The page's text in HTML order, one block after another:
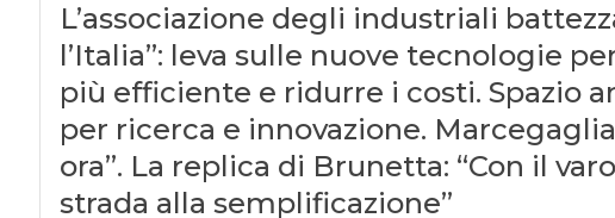
L’associazione degli industriali
l’Italia”: leva sulle nuove tecnologie
più efficiente e ridurre i costi. Spazio
per ricerca e innovazione.
ora”. La replica di Brunetta: “Con il
strada alla semplificazione”